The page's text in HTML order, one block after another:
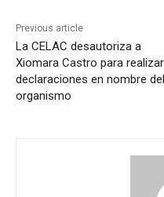
Previous article
La CELAC desautoriza a
Xiomara Castro para realizar
declaraciones en nombre del
organismo